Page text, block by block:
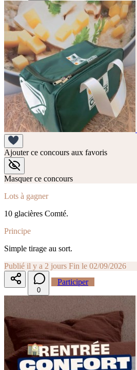
Ajouter ce concours aux favoris
Masquer ce concours
Lots à gagner
10 glacières Comté.
Principe
Simple tirage au sort.
Publié il y a 2 jours Fin le 02/09/2026
0
Participer